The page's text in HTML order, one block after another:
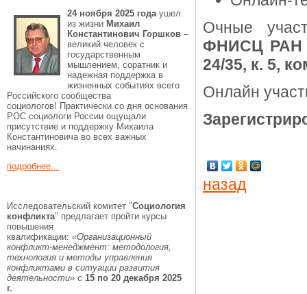
24 ноября 2025 года ушел
из жизни Михаил
Константинович Горшков –
великий человек с
государственным
мышлением, соратник и
надежная поддержка в
жизненных событиях всего
Российского сообщества
социологов! Практически со дня основания
РОС социологи России ощущали
присутствие и поддержку Михаила
Константиновича во всех важных
начинаниях.
подробнее...
Исследовательский комитет "Социология
конфликта" предлагает пройти курсы
повышения
квалификации: «Организационный
конфликт-менеджмент: методология,
технология и методы управления
конфликтами в ситуации развития
деятельности» с 15 по 20 декабря 2025
г.
Очные
ФНИСЦ РАН
24/35, к. 5,
Онлайн
назад